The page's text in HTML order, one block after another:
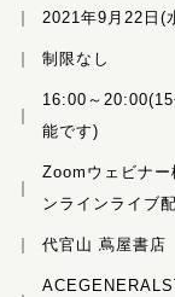
2021年9月22日(
制限なし
16:00～
能です)
Zoomウェビナ
ンラインライブ
代官山 蔦屋書店